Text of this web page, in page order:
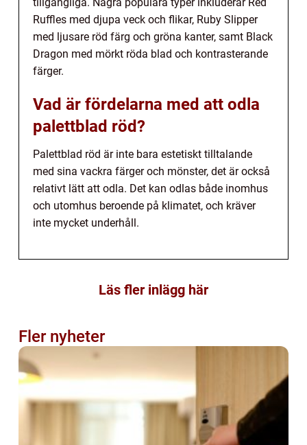
Ruffles med djupa veck och flikar, Ruby Slipper
med ljusare röd färg och gröna kanter, samt Black
Dragon med mörkt röda blad och kontrasterande
färger.
Vad är fördelarna med att odla
palettblad röd?
Palettblad röd är inte bara estetiskt tilltalande
med sina vackra färger och mönster, det är också
relativt lätt att odla. Det kan odlas både inomhus
och utomhus beroende på klimatet, och kräver
inte mycket underhåll.
Läs fler inlägg här
Fler nyheter